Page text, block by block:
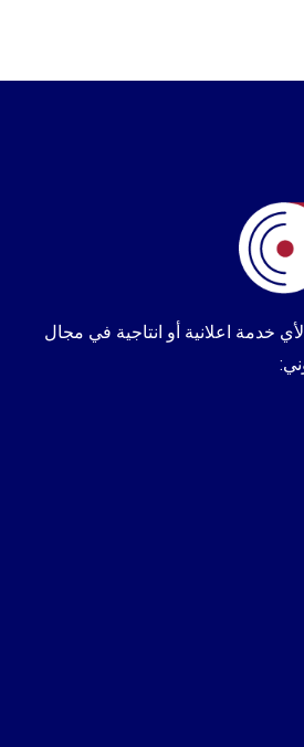
تواصلوا مع Trend Beirut لأي خدمة اعلانية أو انتاجية في مجال